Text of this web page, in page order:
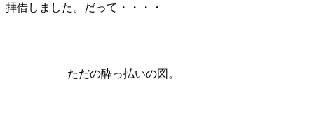
拝借しました。だって・・・・
ただの酔っ払いの図。